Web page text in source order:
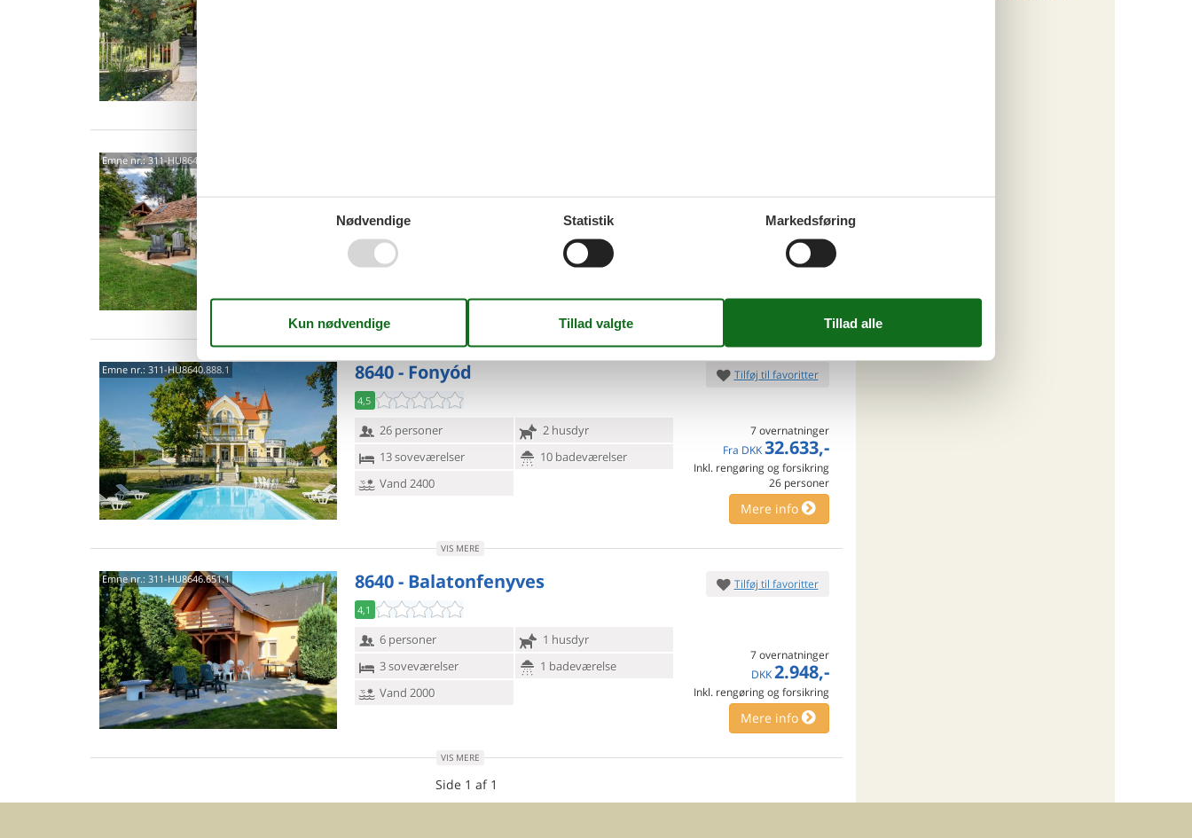
Emne nr.:311-HU8640.777.1
9 personer
1 husdyr
4 soveværelser
2 badeværelser
7 overnatninger
9.555,-
Mere info
Emne nr.: 311-HU8640.888.1 8640 - Fonyód
4,5
26 personer
2 husdyr
13 soveværelser
10 badeværelser
Vand 2400
Tilføj til favoritter
7 overnatninger
Fra DKK 32.633,-
Inkl. rengøring og forsikring
26 personer
Mere info
VIS MERE
Emne nr.: 311-HU8646.651.1 8640 - Balatonfenyves
4,1
6 personer
1 husdyr
3 soveværelser
1 badeværelse
Vand 2000
Tilføj til favoritter
7 overnatninger
DKK 2.948,-
Inkl. rengøring og forsikring
Mere info
VIS MERE
Side 1 af 1
Nødvendige Statistik Markedsføring